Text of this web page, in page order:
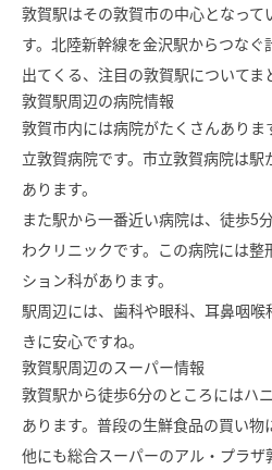
SAWAMURAリフォ
敦賀駅はその敦賀市の中心となって
す。北陸新幹線を金沢駅からつな
出てくる、注目の敦賀駅についてま
敦賀駅周辺の病院情報
敦賀市内には病院がたくさんあり
立敦賀病院です。市立敦賀病院は
あります。
また駅から一番近い病院は、徒歩5
わクリニックです。この病院には
ション科があります。
駅周辺には、歯科や眼科、耳鼻咽
きに安心ですね。
敦賀駅周辺のスーパー情報
敦賀駅から徒歩6分のところにはハ
あります。普段の生鮮食品の買い物
他にも総合スーパーのアル・プラザ